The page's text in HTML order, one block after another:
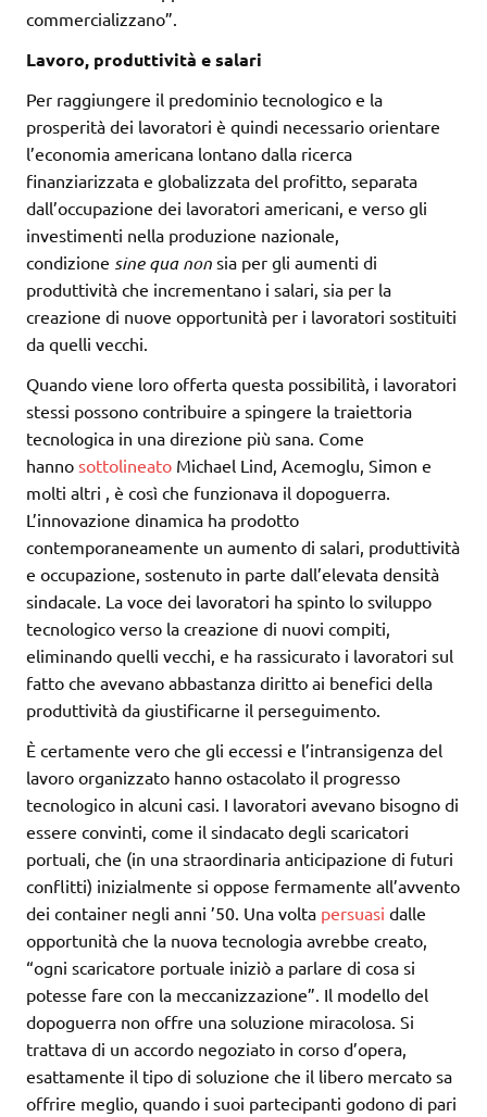
commercializzano”.
Lavoro, produttività e salari
Per raggiungere il predominio tecnologico e la
prosperità dei lavoratori è quindi necessario orientare
l’economia americana lontano dalla ricerca
finanziarizzata e globalizzata del profitto, separata
dall’occupazione dei lavoratori americani, e verso gli
investimenti nella produzione nazionale,
condizione sine qua non sia per gli aumenti di
produttività che incrementano i salari, sia per la
creazione di nuove opportunità per i lavoratori sostituiti
da quelli vecchi.
Quando viene loro offerta questa possibilità, i lavoratori
stessi possono contribuire a spingere la traiettoria
tecnologica in una direzione più sana. Come
hanno sottolineato Michael Lind, Acemoglu, Simon e
molti altri , è così che funzionava il dopoguerra.
L’innovazione dinamica ha prodotto
contemporaneamente un aumento di salari, produttività
e occupazione, sostenuto in parte dall’elevata densità
sindacale. La voce dei lavoratori ha spinto lo sviluppo
tecnologico verso la creazione di nuovi compiti,
eliminando quelli vecchi, e ha rassicurato i lavoratori sul
fatto che avevano abbastanza diritto ai benefici della
produttività da giustificarne il perseguimento.
È certamente vero che gli eccessi e l’intransigenza del
lavoro organizzato hanno ostacolato il progresso
tecnologico in alcuni casi. I lavoratori avevano bisogno di
essere convinti, come il sindacato degli scaricatori
portuali, che (in una straordinaria anticipazione di futuri
conflitti) inizialmente si oppose fermamente all’avvento
dei container negli anni ’50. Una volta persuasi dalle
opportunità che la nuova tecnologia avrebbe creato,
“ogni scaricatore portuale iniziò a parlare di cosa si
potesse fare con la meccanizzazione”. Il modello del
dopoguerra non offre una soluzione miracolosa. Si
trattava di un accordo negoziato in corso d’opera,
esattamente il tipo di soluzione che il libero mercato sa
offrire meglio, quando i suoi partecipanti godono di pari